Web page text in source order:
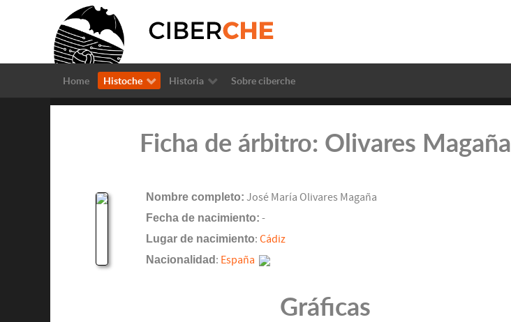
Home Histoche Historia Sobre ciberche
Ficha de árbitro: Olivares Magaña
Nombre completo: José María Olivares Magaña
Fecha de nacimiento: -
Lugar de nacimiento: Cádiz
Nacionalidad : España
Gráficas